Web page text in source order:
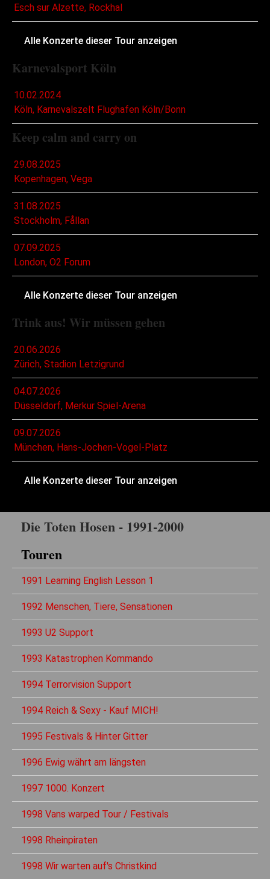
Esch sur Alzette, Rockhal
Alle Konzerte dieser Tour anzeigen
Karnevalsport Köln
10.02.2024
Köln, Karnevalszelt Flughafen Köln/Bonn
Keep calm and carry on
29.08.2025
Kopenhagen, Vega
31.08.2025
Stockholm, Fållan
07.09.2025
London, O2 Forum
Alle Konzerte dieser Tour anzeigen
Trink aus! Wir müssen gehen
20.06.2026
Zürich, Stadion Letzigrund
04.07.2026
Düsseldorf, Merkur Spiel-Arena
09.07.2026
München, Hans-Jochen-Vogel-Platz
Alle Konzerte dieser Tour anzeigen
Die Toten Hosen - 1991-2000
Touren
1991 Learning English Lesson 1
1992 Menschen, Tiere, Sensationen
1993 U2 Support
1993 Katastrophen Kommando
1994 Terrorvision Support
1994 Reich & Sexy - Kauf MICH!
1995 Festivals & Hinter Gitter
1996 Ewig währt am längsten
1997 1000. Konzert
1998 Vans warped Tour / Festivals
1998 Rheinpiraten
1998 Wir warten auf's Christkind